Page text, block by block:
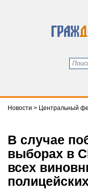
Новости > Центральный
В случае
выборах в
всех